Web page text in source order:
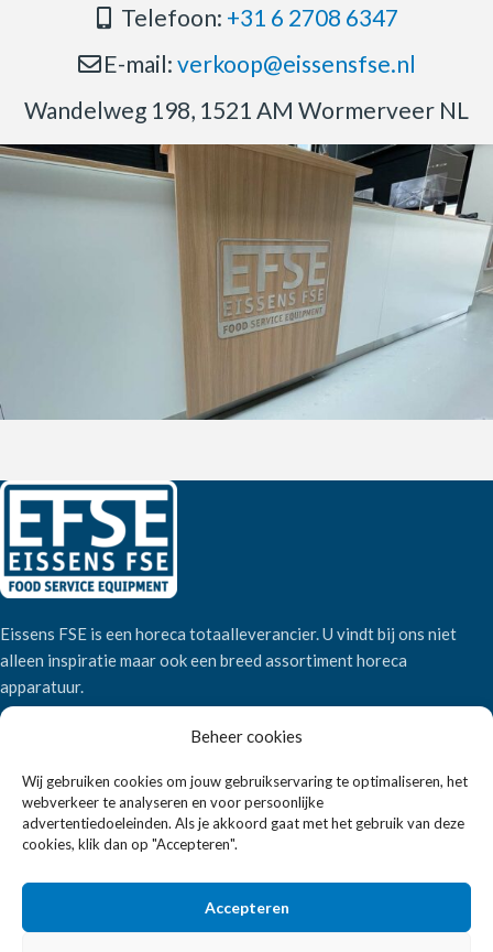
Beheer cookies
Wij gebruiken cookies om jouw gebruikservaring te optimaliseren, het
webverkeer te analyseren en voor persoonlijke
advertentiedoeleinden. Als je akkoord gaat met het gebruik van deze
cookies, klik dan op "Accepteren".
Accepteren
Telefoon: +31 6 2708 6347
E-mail: verkoop@eissensfse.nl
Wandelweg 198, 1521 AM Wormerveer NL
Eissens FSE is een horeca totaalleverancier. U vindt bij ons niet
alleen inspiratie maar ook een breed assortiment horeca
apparatuur.
Telefoon:+31 6 2708 6347
E-mail:verkoop@eissensfse.nl
KLANTENSERVICE
Over ons